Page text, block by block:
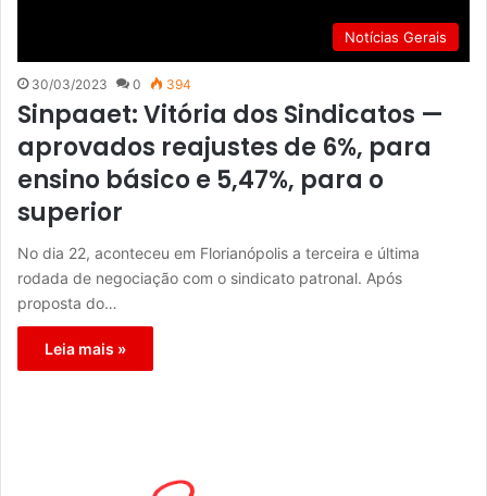
Notícias Gerais
30/03/2023 0 394
Sinpaaet: Vitória dos Sindicatos —
aprovados reajustes de 6%, para
ensino básico e 5,47%, para o
superior
No dia 22, aconteceu em Florianópolis a terceira e última
rodada de negociação com o sindicato patronal. Após
proposta do…
Leia mais »